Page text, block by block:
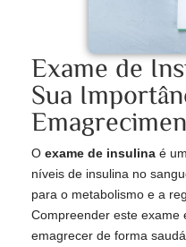
Exame de
Sua
O exame de insulina é
níveis de insulina no
para o metabolismo e a
Compreender este exame
emagrecer de forma